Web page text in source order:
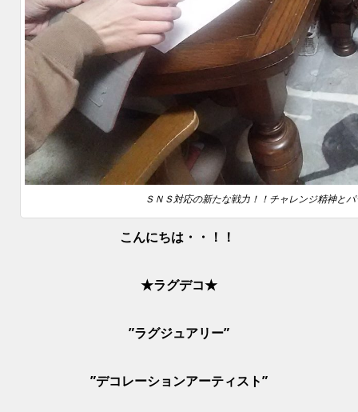
ＳＮＳ対応の新たな戦力！！チャレンジ精神と
こんにちは・・！！
★ラグデコ★
”ラグジュアリー”
”デコレーションアーティスト”